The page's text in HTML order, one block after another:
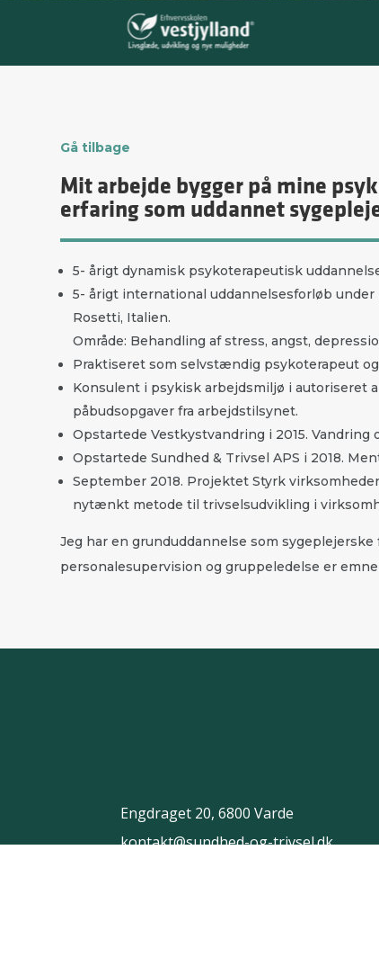
Gå tilbage
Mit arbejde bygger på mine
erfaring som uddannet
5- årigt dynamisk psykoterapeutisk
5- årigt international uddannelsesforløb
Rosetti, Italien.
Område: Behandling af stress, angst,
Praktiseret som selvstændig psykoterapeut
Konsulent i psykisk arbejdsmiljø i autoriseret
påbudsopgaver fra arbejdstilsynet.
Opstartede Vestkystvandring i 2015. Vandring
Opstartede Sundhed & Trivsel APS i 2018.
September 2018. Projektet Styrk
nytænkt metode til trivselsudvikling i
Jeg har en grunduddannelse som
personalesupervision og gruppeledelse er
Engdraget 20, 6800 Varde
kontakt@sundhed-og-trivsel.dk